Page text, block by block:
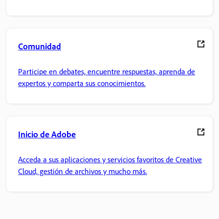
Comunidad
Participe en debates, encuentre respuestas, aprenda de
expertos y comparta sus conocimientos.
Inicio de Adobe
Acceda a sus aplicaciones y servicios favoritos de Creative
Cloud, gestión de archivos y mucho más.